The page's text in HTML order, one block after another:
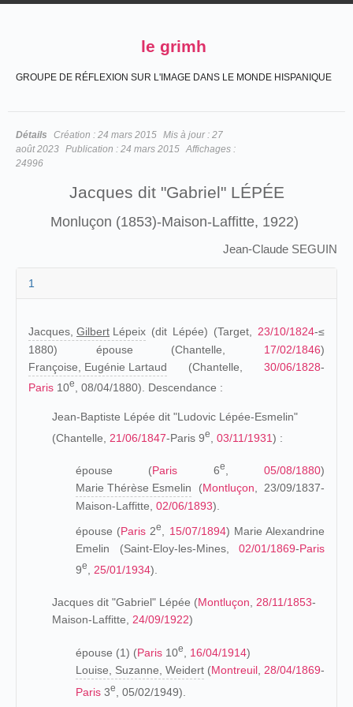
le grimh
GROUPE DE RÉFLEXION SUR L'IMAGE DANS LE MONDE HISPANIQUE
Détails Création : 24 mars 2015 Mis à jour : 27
août 2023 Publication : 24 mars 2015 Affichages :
24996
Jacques dit "Gabriel" LÉPÉE
Monluçon (1853)-Maison-Laffitte, 1922)
Jean-Claude SEGUIN
1
Jacques, Gilbert Lépeix (dit Lépée) (Target, 23/10/1824-≤
1880) épouse (Chantelle, 17/02/1846)
Françoise, Eugénie Lartaud (Chantelle, 30/06/1828-
Paris 10e , 08/04/1880). Descendance :
Jean-Baptiste Lépée dit "Ludovic Lépée-Esmelin"
(Chantelle, 21/06/1847-Paris 9e 03/11/1931) :
épouse (Paris 6e ,05/08/1880)
Marie Thérèse Esmelin (Montluçon , 23/09/1837-
Maison-Laffitte, 02/06/1893).
épouse (Paris 2e 15/07/1894) Marie Alexandrine
Emelin (Saint-Eloy-les-Mines, 02/01/1869-Paris
9e 25/01/1934).
Jacques dit "Gabriel" Lépée (Montluçon, 28/11/1853-
Maison-Laffitte, 24/09/1922)
épouse (1) (Paris 10e 16/04/1914)
Louise, Suzanne, Weidert (Montreuil 28/04/1869-
Paris 3e , 05/02/1949).